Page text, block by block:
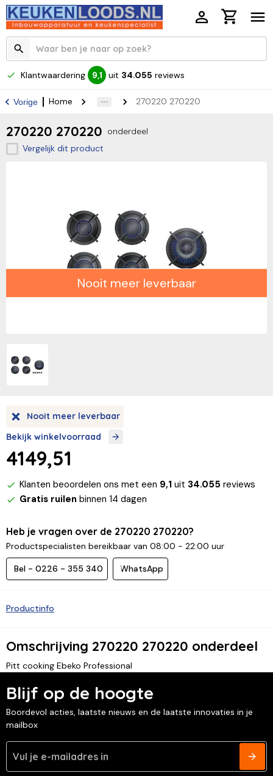
Klantwaardering 9,1 uit 34.055 reviews
Vorige Home 270220 270220
270220 270220 onderdeel
Vergelijk dit product
Nooit meer leverbaar
Nooit meer leverbaar
Bekijk winkelvoorraad
4149,51
Klanten beoordelen ons met een 9,1 uit 34.055 reviews
Gratis ruilen binnen 14 dagen
Heb je vragen over de 270220 270220?
Productspecialisten bereikbaar van 08:00 - 22:00 uur
Bel - 0226 - 355 340 WhatsApp
Productinfo
Omschrijving 270220 270220 onderdeel
Pitt cooking Ebeko Professional
Blijf op de hoogte
Boordevol acties, laatste nieuws en de laatste innovaties in je
mailbox